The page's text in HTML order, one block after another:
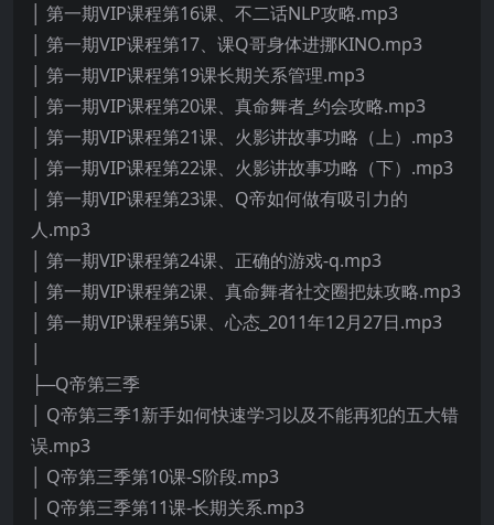
│ 第一期VIP课程第16课、不二话NLP攻略.mp3
│ 第一期VIP课程第17、课Q哥身体进挪KINO.mp3
│ 第一期VIP课程第19课长期关系管理.mp3
│ 第一期VIP课程第20课、真命舞者_约会攻略.mp3
│ 第一期VIP课程第21课、火影讲故事功略（上）.mp3
│ 第一期VIP课程第22课、火影讲故事功略（下）.mp3
│ 第一期VIP课程第23课、Q帝如何做有吸引力的
人.mp3
│ 第一期VIP课程第24课、正确的游戏-q.mp3
│ 第一期VIP课程第2课、真命舞者社交圈把妹攻略.mp3
│ 第一期VIP课程第5课、心态_2011年12月27日.mp3
├─Q帝第三季
│ Q帝第三季1新手如何快速学习以及不能再犯的五大错
误.mp3
│ Q帝第三季第10课-S阶段.mp3
│ Q帝第三季第11课-长期关系.mp3